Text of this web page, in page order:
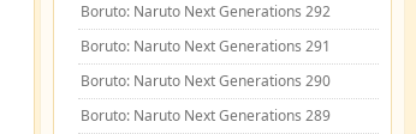
Boruto: Naruto Next Generations 292
Boruto: Naruto Next Generations 291
Boruto: Naruto Next Generations 290
Boruto: Naruto Next Generations 289